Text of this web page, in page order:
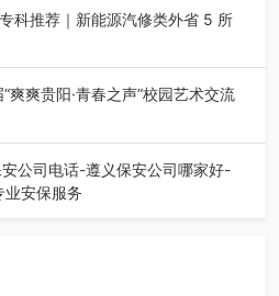
科推荐｜新能源汽修类外省 5 所
中，200至300分数段考生可选择
爽爽贵阳·青春之声”校园艺术交流
届“爽爽贵阳·青春之声”校园管
…公司电话-遵义保安公司哪家好-
安保服务